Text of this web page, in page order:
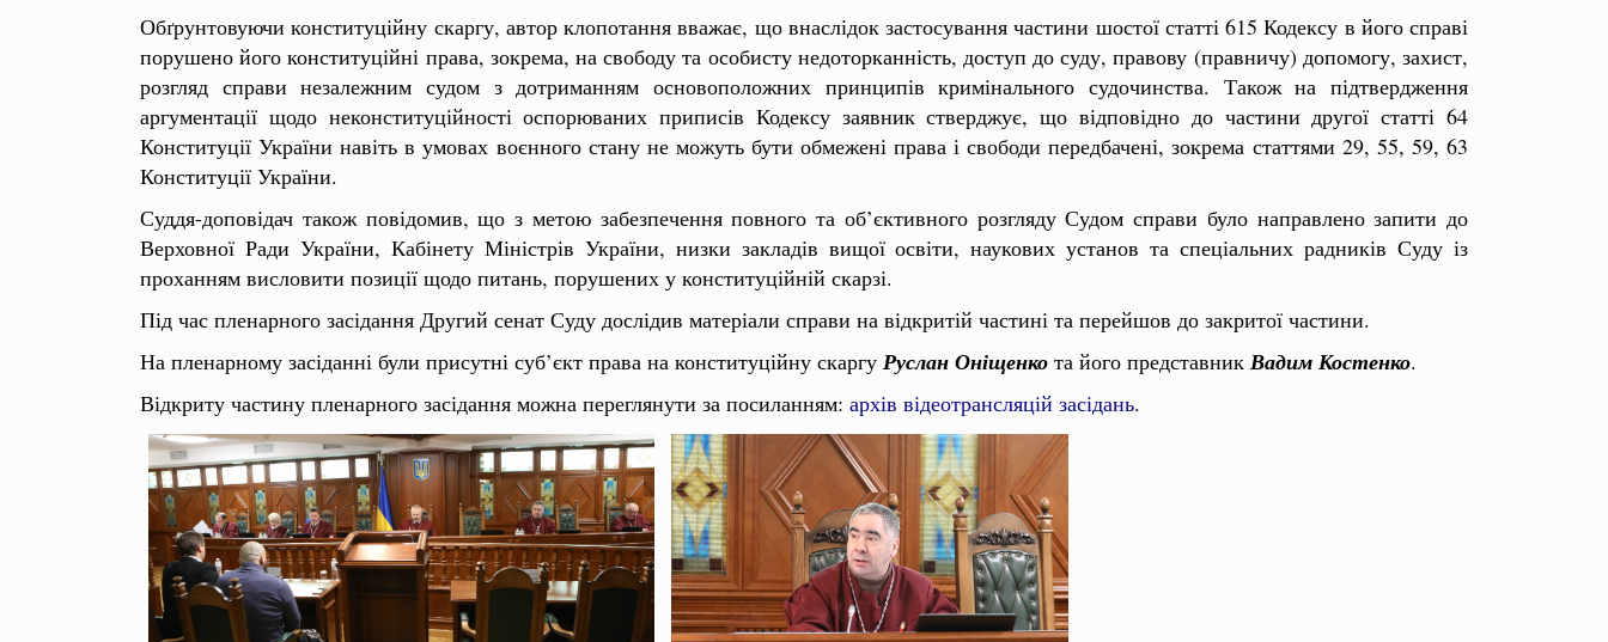
Обґрунтовуючи конституційну скаргу, автор клопотання вважає, що внаслідок застосування частини шостої статті 615 Кодексу в його справі
порушено його конституційні права, зокрема, на свободу та особисту недоторканність, доступ до суду, правову (правничу) допомогу, захист,
розгляд справи незалежним судом з дотриманням основоположних принципів кримінального судочинства. Також на підтвердження
аргументації щодо неконституційності оспорюваних приписів Кодексу заявник стверджує, що відповідно до частини другої статті 64
Конституції України навіть в умовах воєнного стану не можуть бути обмежені права і свободи передбачені, зокрема статтями 29, 55, 59, 63
Конституції України.
Суддя-доповідач також повідомив, що з метою забезпечення повного та об’єктивного розгляду Судом справи було направлено запити до
Верховної Ради України, Кабінету Міністрів України, низки закладів вищої освіти, наукових установ та спеціальних радників Суду із
проханням висловити позиції щодо питань, порушених у конституційній скарзі.
Під час пленарного засідання Другий сенат Суду дослідив матеріали справи на відкритій частині та перейшов до закритої частини.
На пленарному засіданні були присутні суб’єкт права на конституційну скаргу Руслан Оніщенко та його представник Вадим Костенко.
Відкриту частину пленарного засідання можна переглянути за посиланням: архів відеотрансляцій засідань.